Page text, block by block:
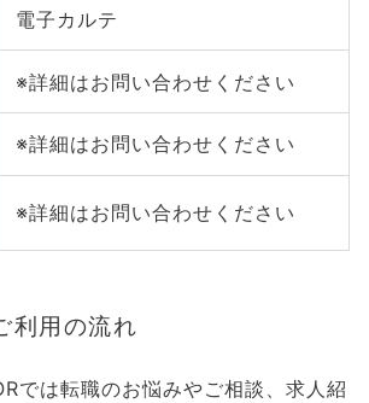
電子カルテ
※詳細はお問い合わせください
※詳細はお問い合わせください
※詳細はお問い合わせください
利用の流れ
では転職のお悩みやご相談、求人紹